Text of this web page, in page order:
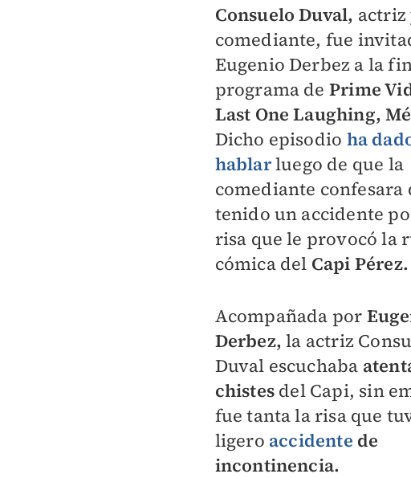
Consuelo Duval, actriz
comediante, fue
Eugenio Derbez a la
programa de Prime
Last One Laughing,
Dicho episodio ha
hablarluego de que la
comediante confesara
tenido un accidente
risa que le provocó la
cómica del Capi Pérez.
Acompañada por
Derbez, la actriz
Duval escuchaba
chistesdel Capi, sin
fue tanta la risa que
ligero accidente de
incontinencia.